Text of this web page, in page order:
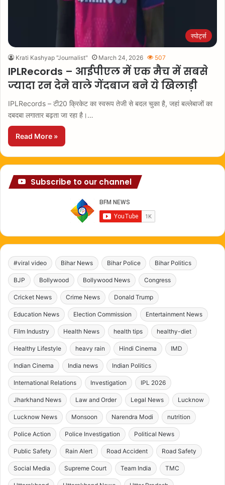
स्पोर्ट्स
Krati Kashyap "Journalist" March 24, 2026 507
IPLRecords – आईपीएल में एक मैच में सबसे
ज्यादा रन देने वाले गेंदबाज बने ये खिलाड़ी
IPLRecords – टी20 क्रिकेट का स्वरूप तेजी से बदल चुका है, जहां बल्लेबाजों का
दबदबा लगातार बढ़ता जा रहा है।…
Read More »
Subscribe to our channel
#viral video Bihar News Bihar Police Bihar Politics
BJP Bollywood Bollywood News Congress
Cricket News Crime News Donald Trump
Education News Election Commission Entertainment News
Film Industry Health News health tips healthy-diet
Healthy Lifestyle heavy rain Hindi Cinema IMD
Indian Cinema India news Indian Politics
International Relations Investigation IPL 2026
Jharkhand News Law and Order Legal News Lucknow
Lucknow News Monsoon Narendra Modi nutrition
Police Action Police Investigation Political News
Public Safety Rain Alert Road Accident Road Safety
Social Media Supreme Court Team India TMC